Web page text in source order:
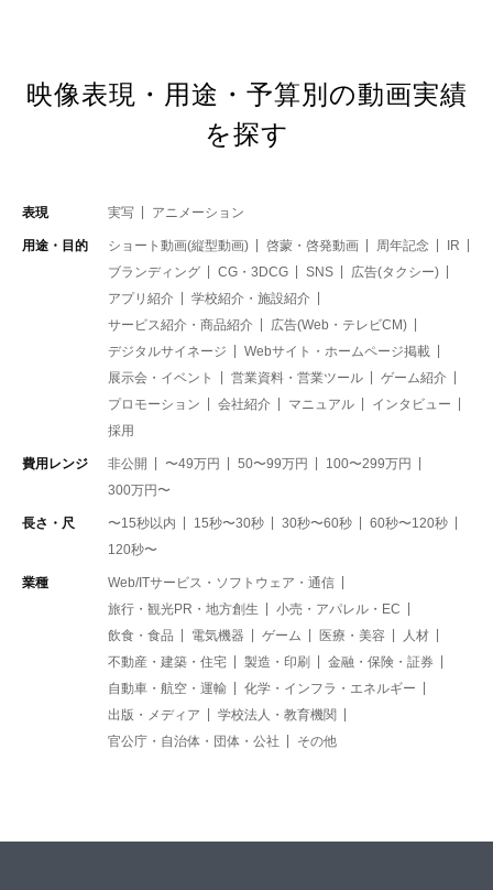
映像表現・用途・予算別の動画実績
を探す
表現 実写 アニメーション
用途・目的 ショート動画(縦型動画) 啓蒙・啓発動画 周年記念
IR
ブランディング
CG・3DCG SNS
広告(タクシー)
アプリ紹介
学校紹介・施設紹介
サービス紹介・商品紹介
広告(Web・テレビCM)
デジタルサイネージ
Webサイト・ホームページ掲載
展示会・イベント
営業資料・営業ツール
ゲーム紹介
プロモーション
会社紹介 マニュアル
インタビュー
採用
費用レンジ 非公開 〜49万円 50〜99万円
100〜299万円
300万円〜
長さ・尺 〜15秒以内 15秒〜30秒 30秒〜60秒
60秒〜120秒
120秒〜
業種
Web/ITサービス・ソフトウェア・通信
旅行・観光PR・地方創生
小売・アパレル・EC
飲食・食品
電気機器 ゲーム 医療・美容
人材
不動産・建築・住宅
製造・印刷
金融・保険・証券
自動車・航空・運輸
化学・インフラ・エネルギー
出版・メディア
学校法人・教育機関
官公庁・自治体・団体・公社
その他